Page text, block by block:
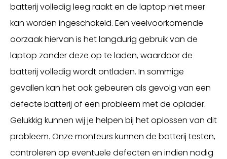
batterij volledig leeg raakt en de laptop niet meer
kan worden ingeschakeld. Een veelvoorkomende
oorzaak hiervan is het langdurig gebruik van de
laptop zonder deze op te laden, waardoor de
batterij volledig wordt ontladen. In sommige
gevallen kan het ook gebeuren als gevolg van een
defecte batterij of een probleem met de oplader.
Gelukkig kunnen wij je helpen bij het oplossen van dit
probleem. Onze monteurs kunnen de batterij testen,
controleren op eventuele defecten en indien nodig